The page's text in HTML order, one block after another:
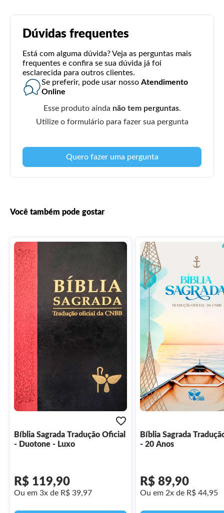
Dúvidas frequentes
Está com alguma dúvida? Veja as perguntas mais
frequentes e confira se sua dúvida já foi
esclarecida para outros clientes.
Se preferir, pode usar nosso Atendimento
Online
Esse produto ainda não tem perguntas.
Utilize o formulário para fazer sua pergunta
Quero fazer uma pergunta
Você também pode gostar
Bíblia Sagrada Tradução Oficial
- Duotone - Luxo
R$ 119,90
Ou em 3x de R$ 39,97
Bíblia Sagrada
- 20 Anos
R$ 89,90
Ou em 2x de R$ 44,95